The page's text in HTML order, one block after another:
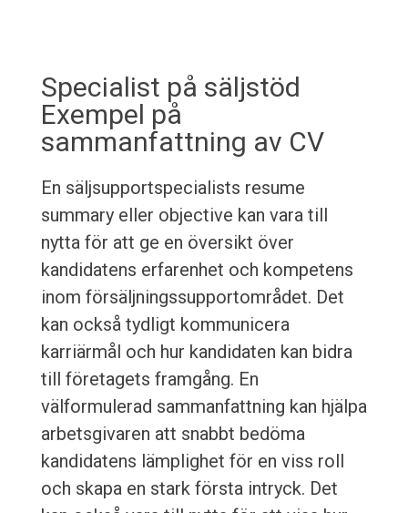
Specialist på säljstöd
Exempel på
sammanfattning av CV
En säljsupportspecialists resume
summary eller objective kan vara till
nytta för att ge en översikt över
kandidatens erfarenhet och kompetens
inom försäljningssupportområdet. Det
kan också tydligt kommunicera
karriärmål och hur kandidaten kan bidra
till företagets framgång. En
välformulerad sammanfattning kan hjälpa
arbetsgivaren att snabbt bedöma
kandidatens lämplighet för en viss roll
och skapa en stark första intryck. Det